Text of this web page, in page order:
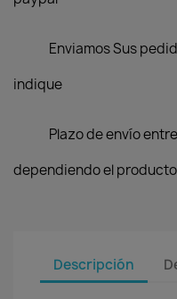
Enviamos Sus
indique
Plazo de envío
dependiendo el producto
Descripción